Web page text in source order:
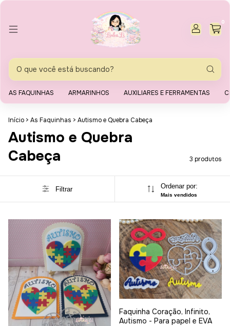
0
AS FAQUINHAS ARMARINHOS AUXILIARES E FERRAMENTAS
Início > As Faquinhas > Autismo e Quebra Cabeça
Autismo e Quebra
Cabeça
3 produtos
Filtrar Ordenar por:
Mais vendidos
Faquinha Coração, Infinito,
Autismo - Para papel e EVA